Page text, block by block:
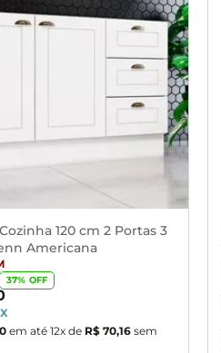
120 cm 2 Portas 3
Americana
37% OFF
em até 12x de R$ 70,16 sem